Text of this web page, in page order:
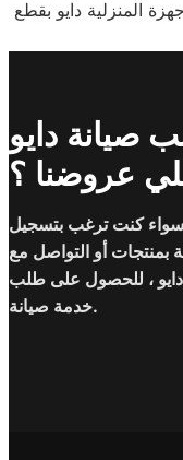
المنزلية دايو بقطع
صيانة دايو
عروضنا ؟
سواء كنت ترغب بتسجيل
أو التواصل مع
، للحصول على طلب
خدمة صيانة.